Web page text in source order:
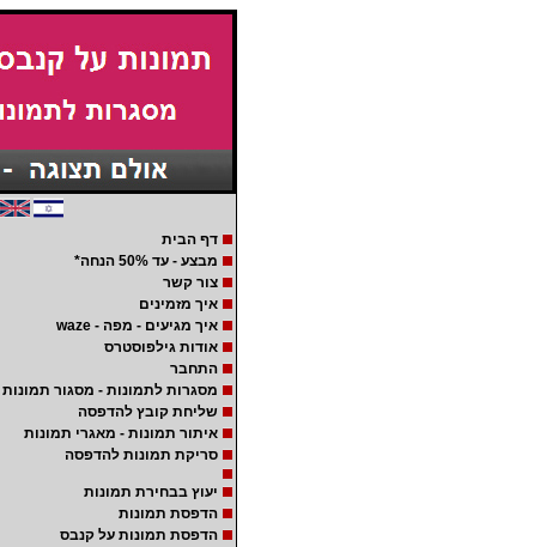
דף הבית
מבצע - עד 50% הנחה*
צור קשר
איך מזמינים
איך מגיעים - מפה - waze
אודות גילפוסטרס
התחבר
מסגרות לתמונות - מסגור תמונות
שליחת קובץ להדפסה
איתור תמונות - מאגרי תמונות
סריקת תמונות להדפסה
יעוץ בבחירת תמונות
הדפסת תמונות
הדפסת תמונות על קנבס